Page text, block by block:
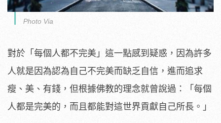
Photo Via
對於「每個人都不完美」這一點感到疑惑，因為許多
人就是因為認為自己不完美而缺乏自信，進而追求
瘦、美、有錢，但根據佛教的理念就曾說過：「每個
人都是完美的，而且都能對這世界貢獻自己所長。」